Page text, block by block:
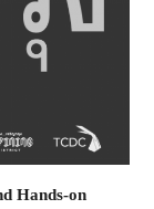
Hands-on